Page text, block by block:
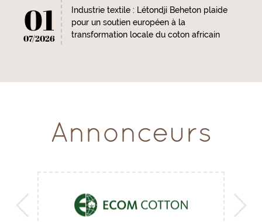
01
07/2026
Industrie textile : Létondji Beheton plaide
pour un soutien européen à la
transformation locale du coton africain
Annonceurs